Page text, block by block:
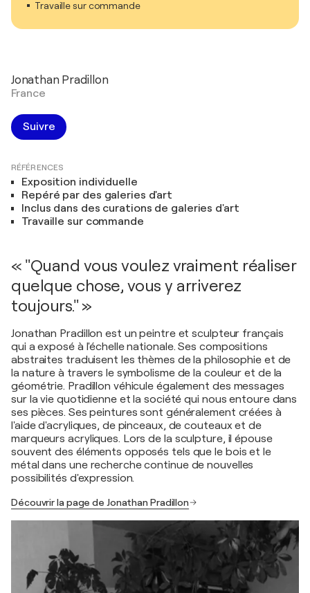
Travaille sur commande
Jonathan Pradillon
France
Suivre
RÉFÉRENCES
Exposition individuelle
Repéré par des galeries d'art
Inclus dans des curations de galeries d'art
Travaille sur commande
« "Quand vous voulez vraiment réaliser
quelque chose, vous y arriverez
toujours." »
Jonathan Pradillon est un peintre et sculpteur français
qui a exposé à l'échelle nationale. Ses compositions
abstraites traduisent les thèmes de la philosophie et de
la nature à travers le symbolisme de la couleur et de la
géométrie. Pradillon véhicule également des messages
sur la vie quotidienne et la société qui nous entoure dans
ses pièces. Ses peintures sont généralement créées à
l'aide d'acryliques, de pinceaux, de couteaux et de
marqueurs acryliques. Lors de la sculpture, il épouse
souvent des éléments opposés tels que le bois et le
métal dans une recherche continue de nouvelles
possibilités d'expression.
Découvrir la page de Jonathan Pradillon